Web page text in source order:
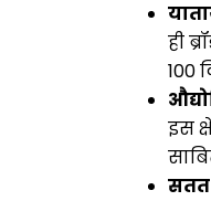
ही
100
इस
सतत